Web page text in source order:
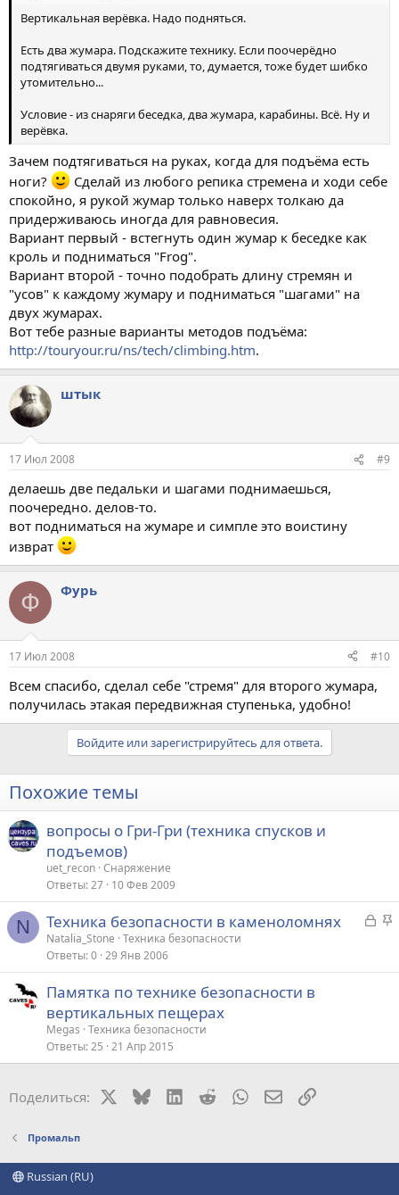
Вертикальная верёвка. Надо подняться.
Есть два жумара. Подскажите технику. Если поочерёдно
подтягиваться двумя руками, то, думается, тоже будет шибко
утомительно...
Условие - из снаряги беседка, два жумара, карабины. Всё. Ну и
верёвка.
Зачем подтягиваться на руках, когда для подъёма есть
ноги?
Сделай из любого репика стремена и ходи себе
спокойно, я рукой жумар только наверх толкаю да
придерживаюсь иногда для равновесия.
Вариант первый - встегнуть один жумар к беседке как
кроль и подниматься "Frog".
Вариант второй - точно подобрать длину стремян и
"усов" к каждому жумару и подниматься "шагами" на
двух жумарах.
Вот тебе разные варианты методов подъёма:
http://touryour.ru/ns/tech/climbing.htm.
штык
17 Июл 2008 #9
делаешь две педальки и шагами поднимаешься,
поочередно. делов-то.
вот подниматься на жумаре и симпле это воистину
изврат
Ф Фурь
17 Июл 2008 #10
Всем спасибо, сделал себе "стремя" для второго жумара,
получилась этакая передвижная ступенька, удобно!
Войдите или зарегистрируйтесь для ответа.
Похожие темы
вопросы о Гри-Гри (техника спусков и
подъемов)
uet_recon Снаряжение
Ответы 27 10 Фев 2009
N
З
р
З
р
н
Техника безопасности в каменоломнях
Natalia_Stone Техника безопасности
Ответы 0 29 Янв 2006
Памятка по технике безопасности в
вертикальных пещерах
Megas Техника безопасности
Ответы 25 21 Апр 2015
Поделиться: BlueskyLinkedIn
RedditWhatsAppЭлектронная
Ссылка
Промальп
Russian (RU)